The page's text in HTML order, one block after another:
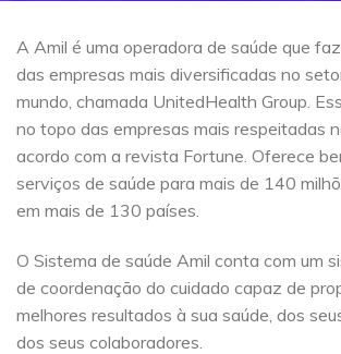
A Amil é uma operadora de saúde que
das empresas mais diversificadas no
mundo, chamada UnitedHealth Group.
no topo das empresas mais respeitadas
acordo com a revista Fortune. Oferece
serviços de saúde para mais de 140
em mais de 130 países.
O Sistema de saúde Amil conta com um
de coordenação do cuidado capaz de
melhores resultados à sua saúde, dos
dos seus colaboradores.